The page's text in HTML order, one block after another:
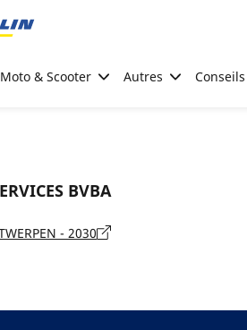
Moto & Scooter Autres Conseils
BVBA
- 2030